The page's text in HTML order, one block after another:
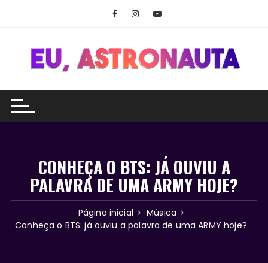
conteúdo
CONHEÇA O BTS: JÁ OUVIU A
PALAVRA DE UMA ARMY HOJE?
Página inicial
Música
Conheça o BTS: já ouviu a palavra de uma ARMY hoje?